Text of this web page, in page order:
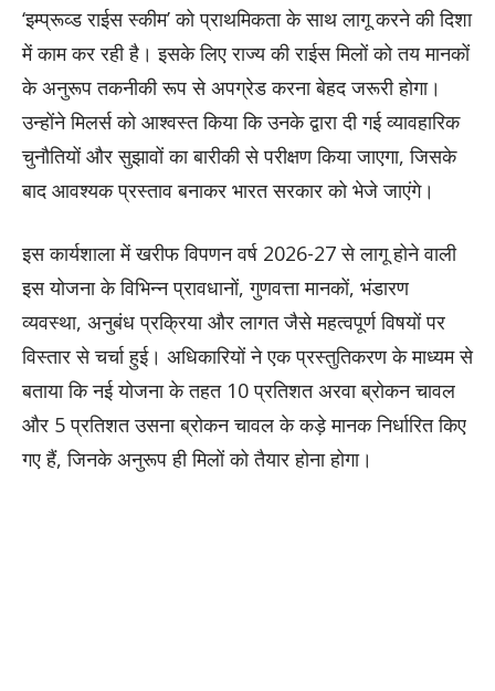
‘इम्प्रूव्ड राईस स्कीम’ को प्राथमिकता के साथ लागू करने की दिशा
में काम कर रही है। इसके लिए राज्य की राईस मिलों को तय मानकों
के अनुरूप तकनीकी रूप से अपग्रेड करना बेहद जरूरी होगा।
उन्होंने मिलर्स को आश्वस्त किया कि उनके द्वारा दी गई व्यावहारिक
चुनौतियों और सुझावों का बारीकी से परीक्षण किया जाएगा, जिसके
बाद आवश्यक प्रस्ताव बनाकर भारत सरकार को भेजे जाएंगे।
इस कार्यशाला में खरीफ विपणन वर्ष 2026-27 से लागू होने वाली
इस योजना के विभिन्न प्रावधानों, गुणवत्ता मानकों, भंडारण
व्यवस्था, अनुबंध प्रक्रिया और लागत जैसे महत्वपूर्ण विषयों पर
विस्तार से चर्चा हुई। अधिकारियों ने एक प्रस्तुतिकरण के माध्यम से
बताया कि नई योजना के तहत 10 प्रतिशत अरवा ब्रोकन चावल
और 5 प्रतिशत उसना ब्रोकन चावल के कड़े मानक निर्धारित किए
गए हैं, जिनके अनुरूप ही मिलों को तैयार होना होगा।